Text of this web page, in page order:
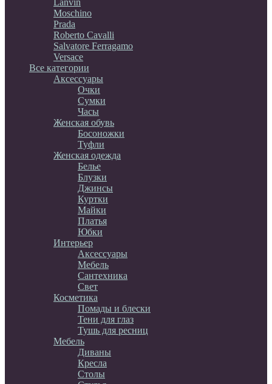
Lanvin
Moschino
Prada
Roberto Cavalli
Salvatore Ferragamo
Versace
Все категории
Аксессуары
Очки
Сумки
Часы
Женская обувь
Босоножки
Туфли
Женская одежда
Белье
Блузки
Джинсы
Куртки
Майки
Платья
Юбки
Интерьер
Аксессуары
Мебель
Сантехника
Свет
Косметика
Помады и блески
Тени для глаз
Тушь для ресниц
Мебель
Диваны
Кресла
Столы